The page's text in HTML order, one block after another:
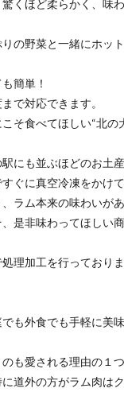
くほど柔らかく、味
の野菜と一緒にホッ
簡単！
で対応できます。
そ食べてほしい“北の
にも並ぶほどのお土
ぐに真空冷凍をかけ
ラム本来の味わいがあ
是非味わってほしい商
理加工を行っておりま
も外食でも手軽に美
も愛される理由の１つ
道外の方がラム肉は